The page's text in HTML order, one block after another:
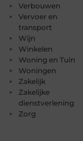
Verbouwen
Vervoer en
transport
Wijn
Winkelen
Woning en Tuin
Woningen
Zakelijk
Zakelijke
dienstverlening
Zorg